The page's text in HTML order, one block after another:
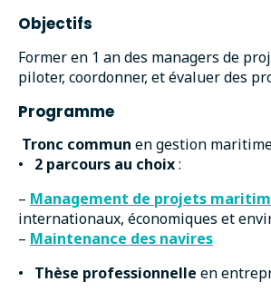
Objectifs
Former en 1 an des managers de
piloter, coordonner, et évaluer des
Programme
Tronc commun en gestion
•
2 parcours au choix:
– Management de projets
internationaux, économiques et
– Maintenance des navires
•
Thèse professionnelle en